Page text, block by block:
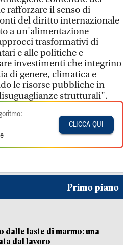
CLICCA QUI
Primo piano
dalle laste di marmo: una
dal lavoro